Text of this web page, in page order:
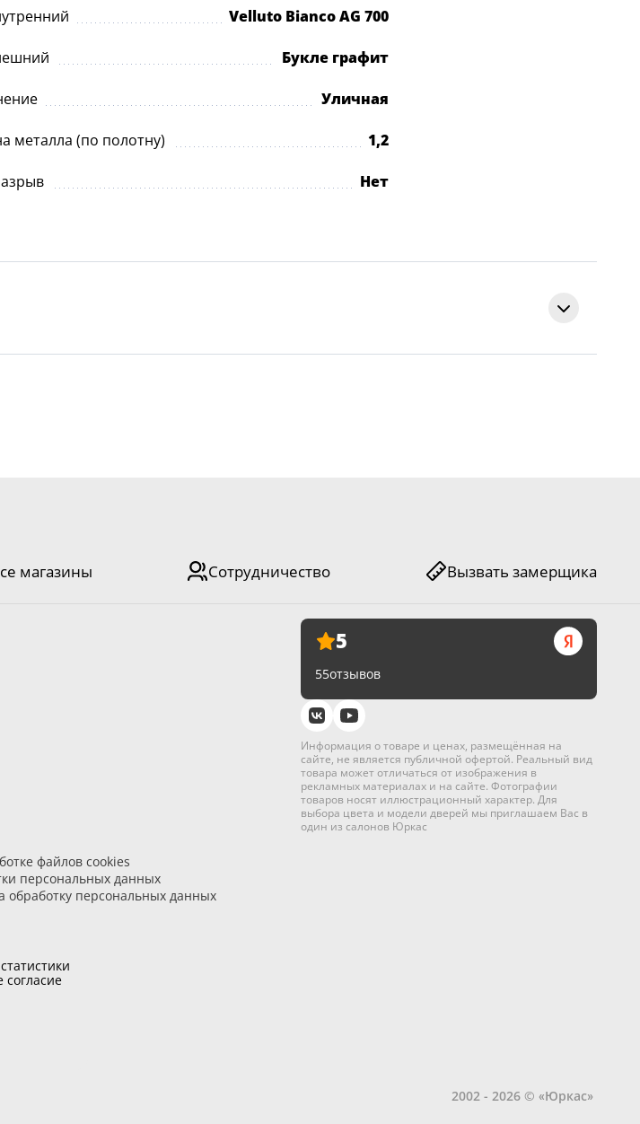
Velluto Bianco AG 700
Букле графит
Уличная
металла (по полотну) 1,2
Нет
магазины Сотрудничество Вызвать замерщика
5
55отзывов
Информация о товаре и ценах, размещённая на
сайте, не является публичной офертой. Реальный вид
товара может отличаться от изображения в
рекламных материалах и на сайте. Фотографии
товаров носят иллюстрационный характер. Для
выбора цвета и модели дверей мы приглашаем Вас в
один из салонов Юркас
файлов cookies
персональных данных
обработку персональных данных
2002 - 2026 © «Юркас»